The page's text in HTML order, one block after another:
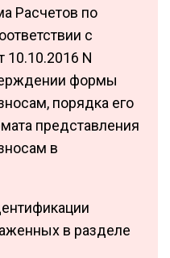
Расчетов по
с
N
формы
порядка его
представления
в
в разделе